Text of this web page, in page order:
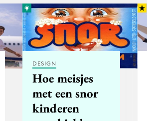
DESIGN
Hoe meisjes
met een snor
kinderen